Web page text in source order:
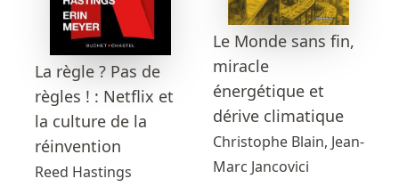
La règle ? Pas de
règles ! : Netflix et
la culture de la
réinvention
Reed Hastings
Le Monde sans fin,
miracle
énergétique et
dérive climatique
Christophe Blain, Jean-
Marc Jancovici